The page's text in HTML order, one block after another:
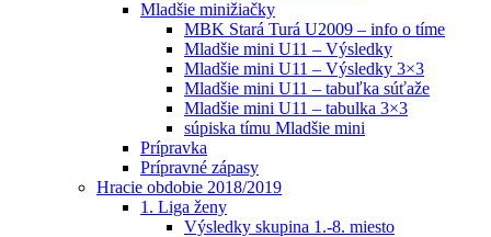
Mladšie minižiačky
MBK Stará Turá U2009 – info o tíme
Mladšie mini U11 – Výsledky
Mladšie mini U11 – Výsledky 3×3
Mladšie mini U11 – tabuľka súťaže
Mladšie mini U11 – tabulka 3×3
súpiska tímu Mladšie mini
Prípravka
Prípravné zápasy
Hracie obdobie 2018/2019
1. Liga ženy
Výsledky skupina 1.-8. miesto